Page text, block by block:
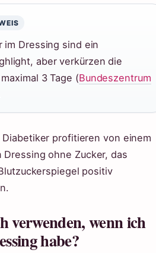
im Dressing sind ein
aber verkürzen die
3 Tage (Bundeszentrum
Diabetiker profitieren von einem
ohne Zucker, das
positiv
verwenden, wenn ich
habe?